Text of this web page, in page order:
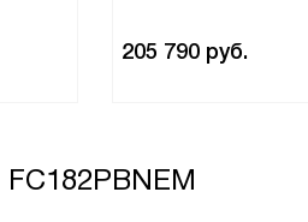
205 790 руб.
FC182PBNEM